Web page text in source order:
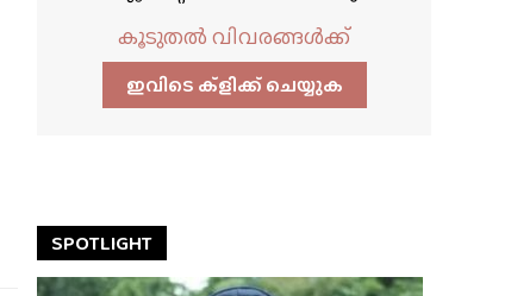
കൂടുതൽ വിവരങ്ങൾക്ക്
ഇവിടെ ക്ളിക്ക്‌ ചെയ്യുക
SPOTLIGHT